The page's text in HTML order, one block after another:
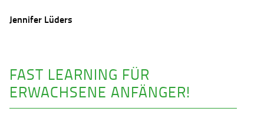
Jennifer Lüders
FAST LEARNING FÜR
ERWACHSENE ANFÄNGER!